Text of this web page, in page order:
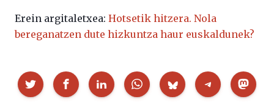
Erein argitaletxea: Hotsetik hitzera. Nola
bereganatzen dute hizkuntza haur euskaldunek?
Partekatu